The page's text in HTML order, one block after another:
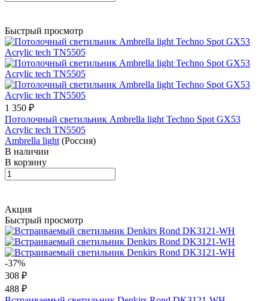
Быстрый просмотр
1 350 ₽
Потолочный светильник Ambrella light Techno Spot GX53
Acrylic tech TN5505
Ambrella light (Россия)
В наличии
В корзину
Акция
Быстрый просмотр
-37%
308 ₽
488 ₽